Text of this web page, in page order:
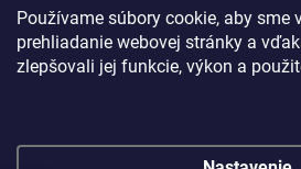
Používame súbory cookie, aby sme
prehliadanie webovej stránky a
zlepšovali jej funkcie, výkon a